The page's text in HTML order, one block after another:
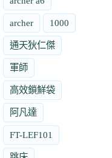
archer 1000
通天狄仁傑
軍師
高效鎖鮮袋
阿凡達
FT-LEF101